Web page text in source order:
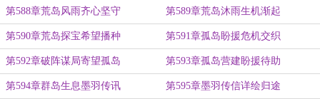
第588章荒岛风雨齐心坚守 第589章荒岛沐雨生机渐起
第590章荒岛探宝希望播种 第591章孤岛盼援危机交织
第592章破阵谋局寄望孤岛 第593章孤岛营建盼援待助
第594章群岛生息墨羽传讯 第595章墨羽传信详绘归途